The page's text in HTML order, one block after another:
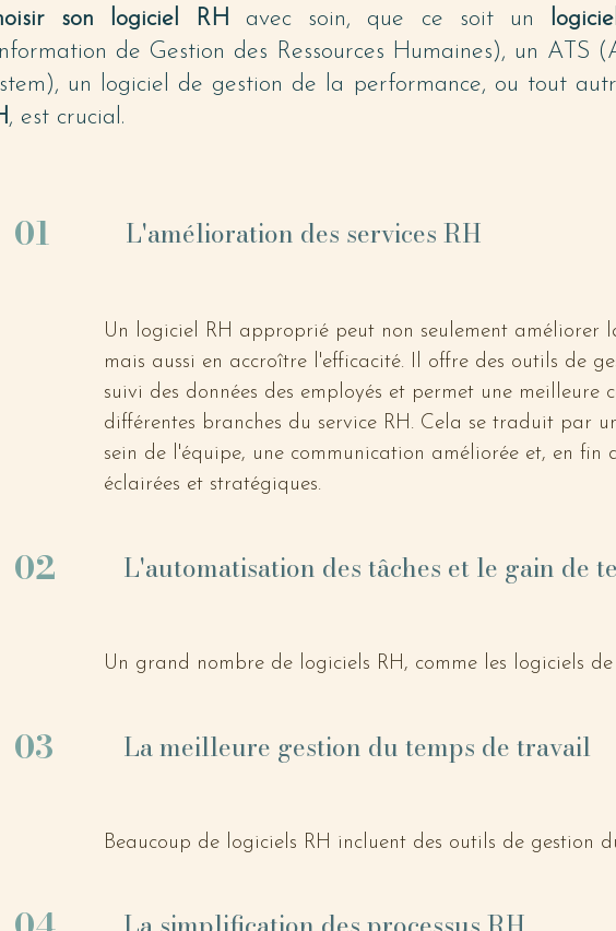
son logiciel RH avec soin, que ce soit un
de Gestion des Ressources Humaines), un ATS
un logiciel de gestion de la performance, ou tout
, est crucial.
01 L'amélioration des services RH
Un logiciel RH approprié peut non seulement améliorer
mais aussi en accroître l'efficacité. Il offre des outils de
suivi des données des employés et permet une meilleure
différentes branches du service RH. Cela se traduit par
sein de l'équipe, une communication améliorée et, en fin
éclairées et stratégiques.
02 L'automatisation des tâches et le gain de
Un grand nombre de logiciels RH, comme les logiciels
de paie, en passant par la planification des évaluations
l'élaboration de stratégies RH.
03 La meilleure gestion du temps de travail
Beaucoup de logiciels RH incluent des outils de gestion